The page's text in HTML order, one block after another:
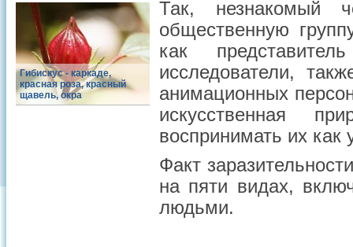
Гибискус - каркаде,
красная роза, красный
щавель, окра
Так, незнакомый
общественную
как
исследователи,
анимационных
искусственная
воспринимать их как
Факт
на пяти видах,
людьми.